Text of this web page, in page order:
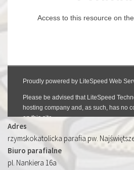
Adres
rzymskokatolicka parafia pw.
Biuro parafialne
pl. Nankiera 16a